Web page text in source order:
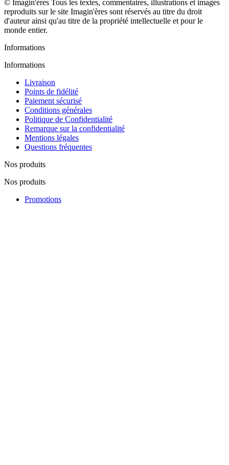
© Imagin'ères Tous les textes, commentaires, illustrations et images
reproduits sur le site Imagin'ères sont réservés au titre du droit
d'auteur ainsi qu'au titre de la propriété intellectuelle et pour le
monde entier.
Informations
Informations
Livraison
Points de fidélité
Paiement sécurisé
Conditions générales
Politique de Confidentialité
Remarque sur la confidentialité
Mentions légales
Questions fréquentes
Nos produits
Nos produits
Promotions